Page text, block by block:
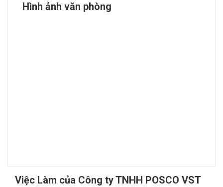
Hình ảnh văn phòng
Việc Làm của Công ty TNHH POSCO VST